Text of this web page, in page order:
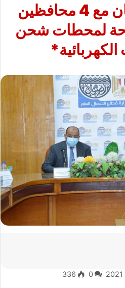
المحلية يناقشان مع 4 محافظين
لمحطات شحن
الكهربائية*
0
336